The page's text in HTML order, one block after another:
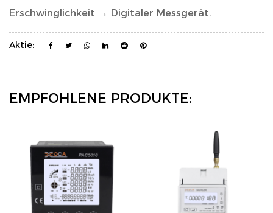
Erschwinglichkeit → Digitaler Messgerät.
Aktie:
EMPFOHLENE PRODUKTE: